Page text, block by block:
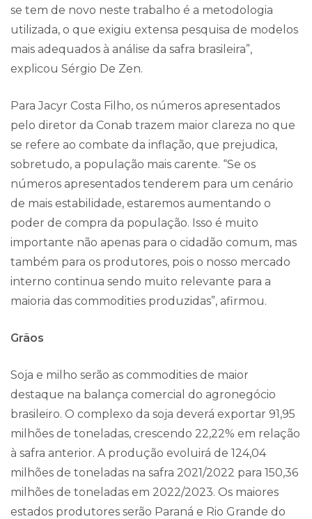
se tem de novo neste trabalho é a metodologia
utilizada, o que exigiu extensa pesquisa de modelos
mais adequados à análise da safra brasileira”,
explicou Sérgio De Zen.
Para Jacyr Costa Filho, os números apresentados
pelo diretor da Conab trazem maior clareza no que
se refere ao combate da inflação, que prejudica,
sobretudo, a população mais carente. “Se os
números apresentados tenderem para um cenário
de mais estabilidade, estaremos aumentando o
poder de compra da população. Isso é muito
importante não apenas para o cidadão comum, mas
também para os produtores, pois o nosso mercado
interno continua sendo muito relevante para a
maioria das commodities produzidas”, afirmou.
Grãos
Soja e milho serão as commodities de maior
destaque na balança comercial do agronegócio
brasileiro. O complexo da soja deverá exportar 91,95
milhões de toneladas, crescendo 22,22% em relação
à safra anterior. A produção evoluirá de 124,04
milhões de toneladas na safra 2021/2022 para 150,36
milhões de toneladas em 2022/2023. Os maiores
estados produtores serão Paraná e Rio Grande do